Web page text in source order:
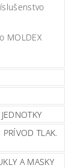
MOLDEX
PRÍVOD TLAK.
A MASKY